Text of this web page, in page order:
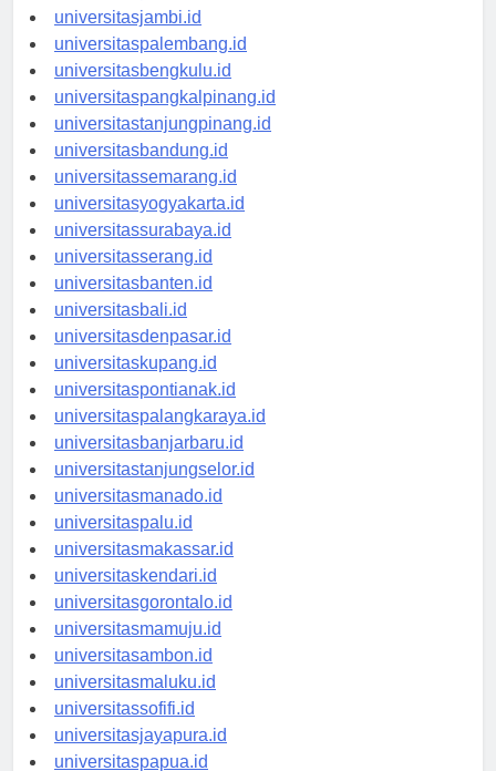
universitaspekanbaru.id
universitasjambi.id
universitaspalembang.id
universitasbengkulu.id
universitaspangkalpinang.id
universitastanjungpinang.id
universitasbandung.id
universitassemarang.id
universitasyogyakarta.id
universitassurabaya.id
universitasserang.id
universitasbanten.id
universitasbali.id
universitasdenpasar.id
universitaskupang.id
universitaspontianak.id
universitaspalangkaraya.id
universitasbanjarbaru.id
universitastanjungselor.id
universitasmanado.id
universitaspalu.id
universitasmakassar.id
universitaskendari.id
universitasgorontalo.id
universitasmamuju.id
universitasambon.id
universitasmaluku.id
universitassofifi.id
universitasjayapura.id